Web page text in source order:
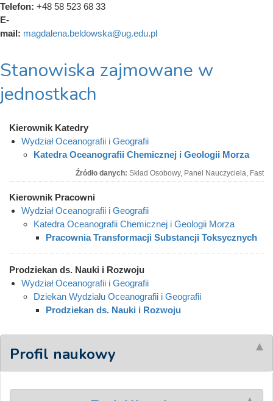
Telefon: +48 58 523 68 33
E-
mail: magdalena.beldowska@ug.edu.pl
Stanowiska zajmowane w
jednostkach
Kierownik Katedry
Wydział Oceanografii i Geografii
Katedra Oceanografii Chemicznej i Geologii Morza
Źródło danych: Skład Osobowy, Panel Nauczyciela, Fast
Kierownik Pracowni
Wydział Oceanografii i Geografii
Katedra Oceanografii Chemicznej i Geologii Morza
Pracownia Transformacji Substancji Toksycznych
Prodziekan ds. Nauki i Rozwoju
Wydział Oceanografii i Geografii
Dziekan Wydziału Oceanografii i Geografii
Prodziekan ds. Nauki i Rozwoju
Profil naukowy